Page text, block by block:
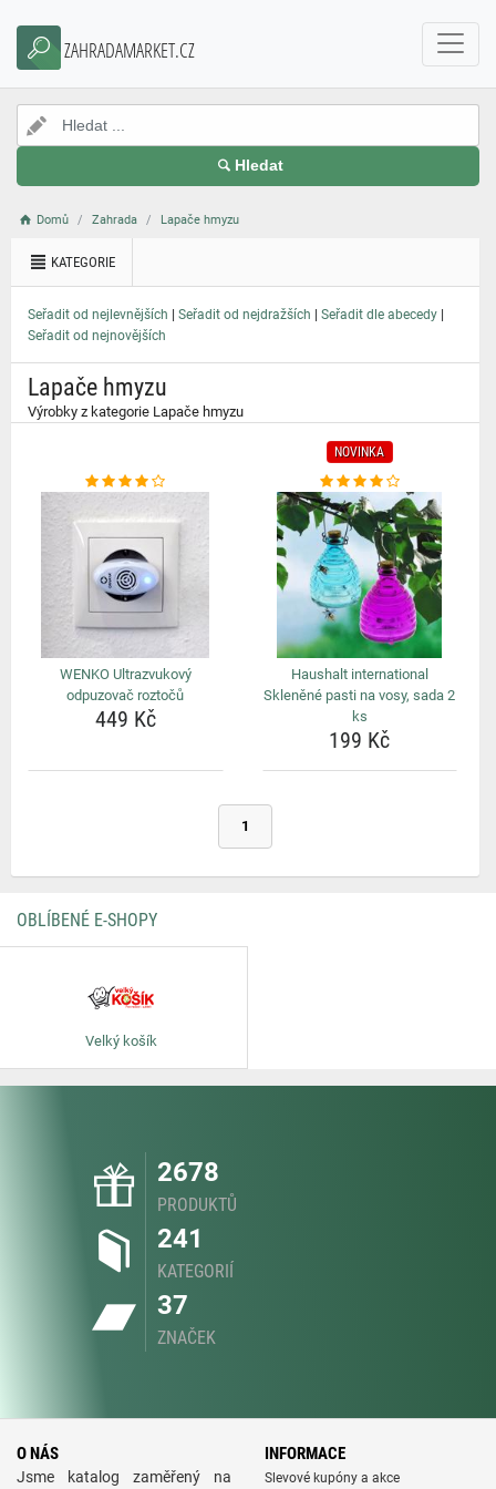
ZAHRADAMARKET.CZ
Hledat
Domů Zahrada Lapače hmyzu
KATEGORIE
Seřadit od nejlevnějších | Seřadit od nejdražších | Seřadit dle abecedy |
Seřadit od nejnovějších
Lapače hmyzu
Výrobky z kategorie Lapače hmyzu
WENKO Ultrazvukový
odpuzovač roztočů
449 Kč
NOVINKA
Haushalt international
Skleněné pasti na vosy, sada 2
ks
199 Kč
1
OBLÍBENÉ E-SHOPY
Velký košík
2678
PRODUKTŮ
241
KATEGORIÍ
37
ZNAČEK
O NÁS
Jsme katalog zaměřený na
INFORMACE
Slevové kupóny a akce